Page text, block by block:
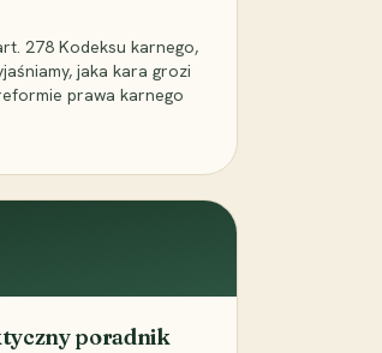
278 Kodeksu karnego,
jaka kara grozi
prawa karnego
poradnik